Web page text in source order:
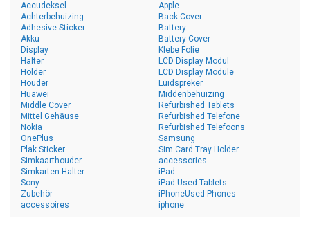
Accudeksel
Achterbehuizing
Adhesive Sticker
Akku
Apple
Back Cover
Battery
Battery Cover
Display
Halter
Holder
Houder
Huawei
Klebe Folie
LCD Display Modul
LCD Display Module
Luidspreker
Middenbehuizing
Middle Cover
Mittel Gehäuse
Nokia
OnePlus
Plak Sticker
Refurbished Tablets
Refurbished Telefone
Refurbished Telefoons
Samsung
Sim Card Tray Holder
Simkaarthouder
Simkarten Halter
Sony
Zubehör
accessoires
accessories
iPad
iPad Used Tablets
iPhoneUsed Phones
iphone